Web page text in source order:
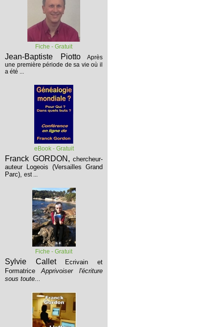
Fiche - Gratuit
Jean-Baptiste Piotto
Après
une première période de sa vie où il
a été ...
eBook - Gratuit
Franck GORDON, chercheur-
auteur Logeois (Versailles Grand
Parc), est ...
Fiche - Gratuit
Sylvie Callet
Ecrivain et
Formatrice
Apprivoiser l'écriture
sous toute...